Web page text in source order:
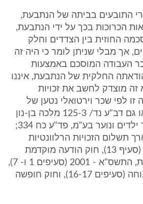
התובעים בביתה של הנתבעת,
הכרוכות בכך על ידי הנתבעת,
החוזית בין הצדדים וחלק
אך מבלי שניתן לומר כי היה זה
העבודה המוסכם באמצעות
החלקית של הנתבעת, איננו
זה מוצדק לחשב את זכויות
זו לפי שכר וירטואלי נטען של
6,237 ₪ לחודש (וראו גם דב"ע נד/ 125-3 מלכה בן-נון
ואח' - אור שלום כפר ילדים ונוער בע"מ, פד"ע כח 334;
תשלום הזכויות הרלוונטיות
בחוק פיצויי פיטורים (סעיף 13), חוק הודעה מוקדמת
לפיטורים ולהתפטרות, התשס"א - 2001 (סעיפים 1 ו- 7),
חוק שעות עבודה ומנוחה (סעיפים 16-17), וחוק חופשה